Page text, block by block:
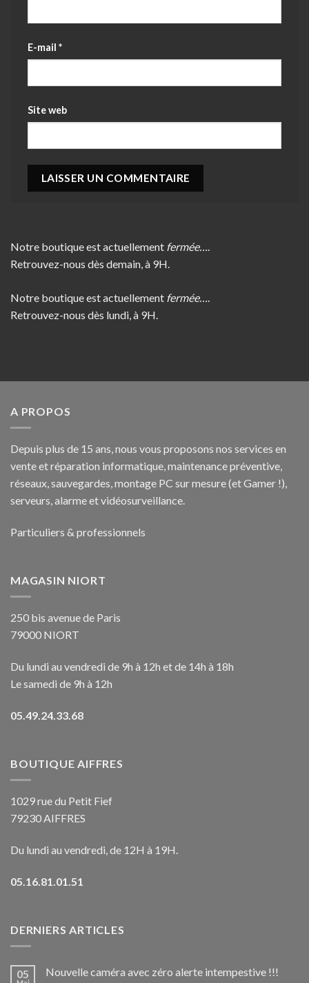
E-mail *
Site web
Notre boutique est actuellement fermée…
Retrouvez-nous dès demain, à 9H.
Notre boutique est actuellement fermée…
Retrouvez-nous dès lundi, à 9H.
A PROPOS
Depuis plus de 15 ans, nous vous proposons nos services en
vente et réparation informatique, maintenance préventive,
réseaux, sauvegardes, montage PC sur mesure (et Gamer !),
serveurs, alarme et vidéosurveillance.
Particuliers & professionnels
MAGASIN NIORT
250 bis avenue de Paris
79000 NIORT
Du lundi au vendredi de 9h à 12h et de 14h à 18h
Le samedi de 9h à 12h
05.49.24.33.68
BOUTIQUE AIFFRES
1029 rue du Petit Fief
79230 AIFFRES
Du lundi au vendredi, de 12H à 19H.
05.16.81.01.51
DERNIERS ARTICLES
05 Nouvelle caméra avec zéro alerte intempestive !!!